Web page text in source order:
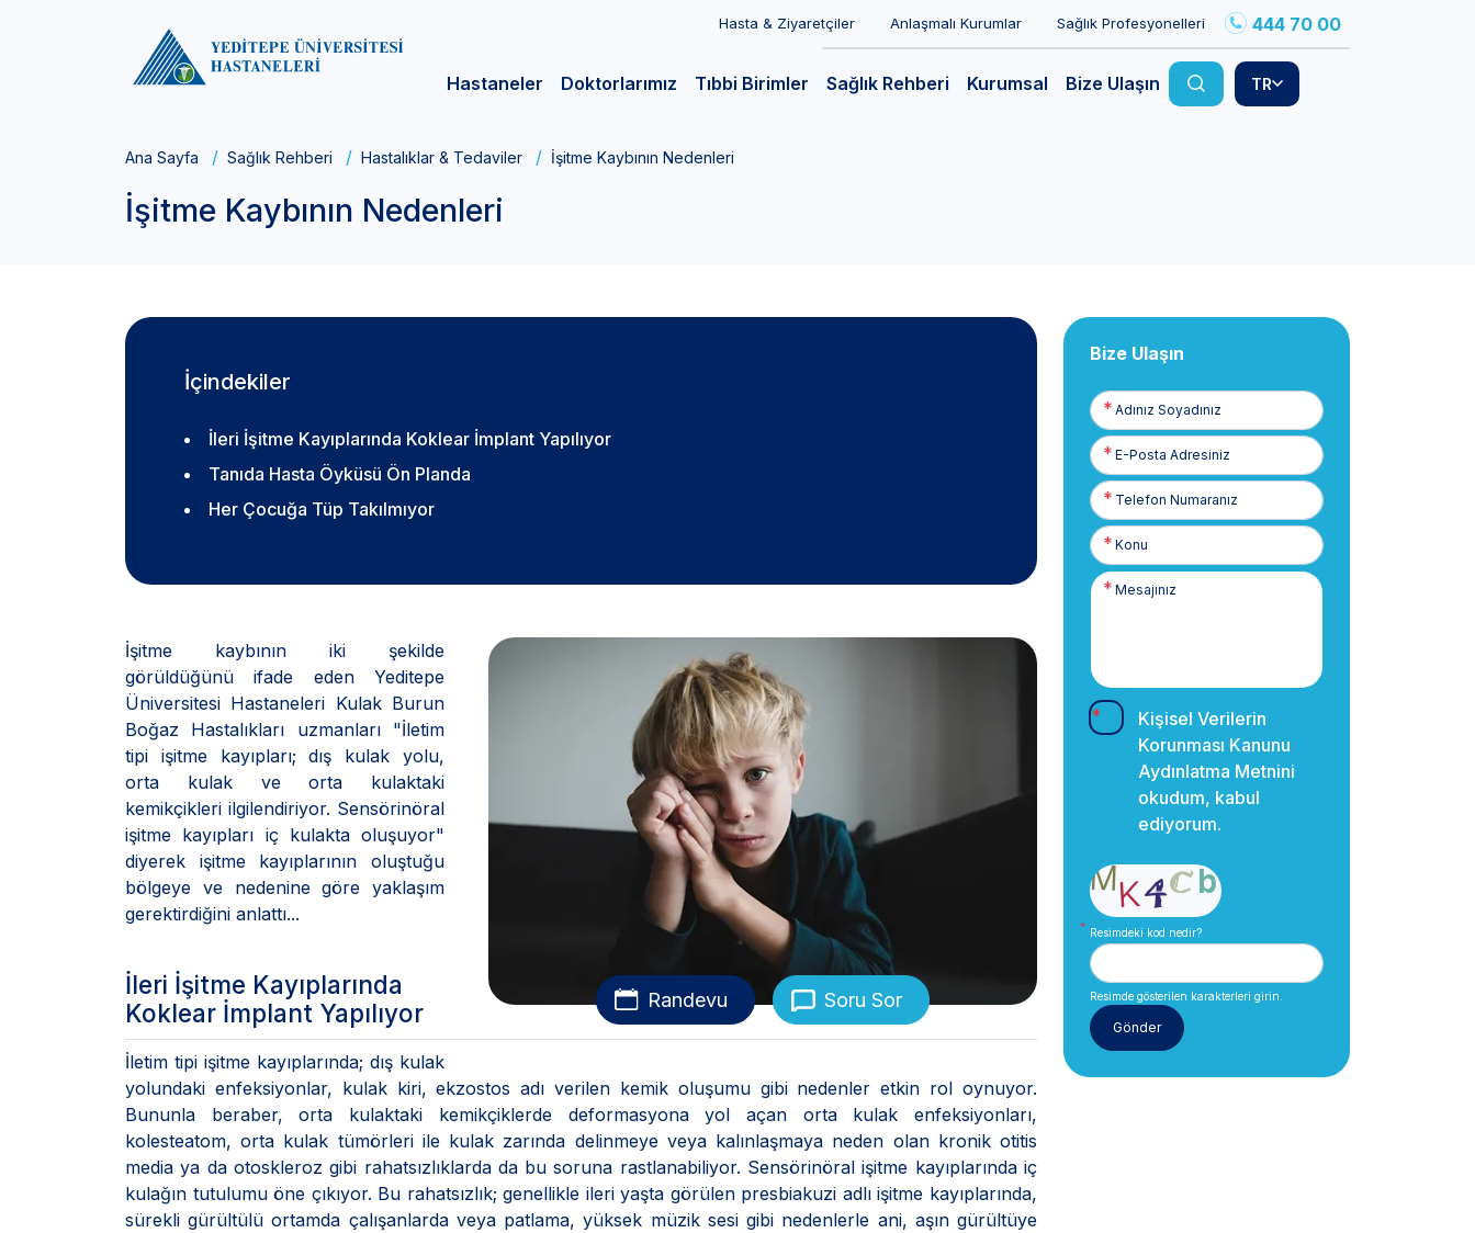
Hasta & Ziyaretçiler Anlaşmalı Kurumlar Sağlık Profesyonelleri 444 70 00
Hastaneler Doktorlarımız Tıbbi Birimler Sağlık Rehberi Kurumsal Bize Ulaşın TR
Ana Sayfa Sağlık Rehberi Hastalıklar & Tedaviler İşitme Kaybının Nedenleri
İşitme Kaybının Nedenleri
İçindekiler
İleri İşitme Kayıplarında Koklear İmplant Yapılıyor
Tanıda Hasta Öyküsü Ön Planda
Her Çocuğa Tüp Takılmıyor
Randevu Soru Sor
İşitme kaybının iki şekilde
görüldüğünü ifade eden Yeditepe
Üniversitesi Hastaneleri Kulak Burun
Boğaz Hastalıkları uzmanları "İletim
tipi işitme kayıpları; dış kulak yolu,
orta kulak ve orta kulaktaki
kemikçikleri ilgilendiriyor. Sensörinöral
işitme kayıpları iç kulakta oluşuyor"
diyerek işitme kayıplarının oluştuğu
bölgeye ve nedenine göre yaklaşım
gerektirdiğini anlattı...
İleri İşitme Kayıplarında
Koklear İmplant Yapılıyor
İletim tipi işitme kayıplarında; dış kulak
yolundaki enfeksiyonlar, kulak kiri, ekzostos adı verilen kemik oluşumu gibi nedenler etkin rol oynuyor.
Bununla beraber, orta kulaktaki kemikçiklerde deformasyona yol açan orta kulak enfeksiyonları,
kolesteatom, orta kulak tümörleri ile kulak zarında delinmeye veya kalınlaşmaya neden olan kronik otitis
media ya da otoskleroz gibi rahatsızlıklarda da bu soruna rastlanabiliyor. Sensörinöral işitme kayıplarında iç
kulağın tutulumu öne çıkıyor. Bu rahatsızlık; genellikle ileri yaşta görülen presbiakuzi adlı işitme kayıplarında,
sürekli gürültülü ortamda çalışanlarda veya patlama, yüksek müzik sesi gibi nedenlerle ani, aşın gürültüye
Bize Ulaşın
Adınız
Soyadınız
E-
Posta
Telefon
Numaranız
Kişisel Verilerin
Korunması Kanunu
Aydınlatma Metnini
okudum, kabul
ediyorum.
Resimdeki kod nedir?
Resimde gösterilen karakterleri girin.